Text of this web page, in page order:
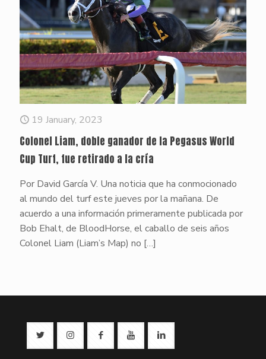
19 January, 2023
Colonel Liam, doble ganador de la Pegasus World
Cup Turf, fue retirado a la cría
Por David García V. Una noticia que ha conmocionado
al mundo del turf este jueves por la mañana. De
acuerdo a una información primeramente publicada por
Bob Ehalt, de BloodHorse, el caballo de seis años
Colonel Liam (Liam’s Map) no […]